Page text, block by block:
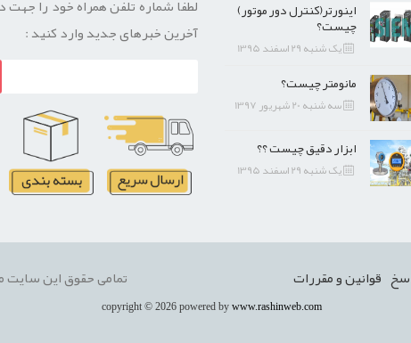
اینورتر(کنترل دور موتور)
چیست؟
یک شنبه 29 اسفند 1395
مانومتر چیست؟
سه شنبه 20 شهریور 1397
ابزار دقیق چیست ؟؟
یک شنبه 29 اسفند 1395
لطفا شماره تلفن همراه خود را جهت
آخرین خبرهای جدید وارد کنید :
قوانین و مقررات تمامی حقوق این سایت
copyright © 2026 powered by www.rashinweb.com